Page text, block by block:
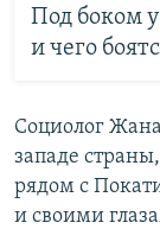
Под боком
и чего
Социолог
западе
рядом с
и своими